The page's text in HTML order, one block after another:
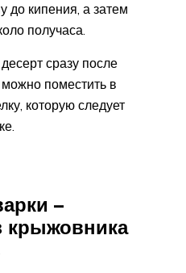
до кипения, а затем
получаса.
сразу после
можно поместить в
которую следует
–